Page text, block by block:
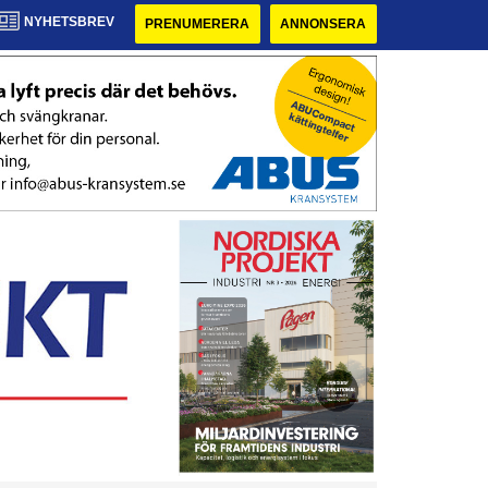
NYHETSBREV PRENUMERERA ANNONSERA